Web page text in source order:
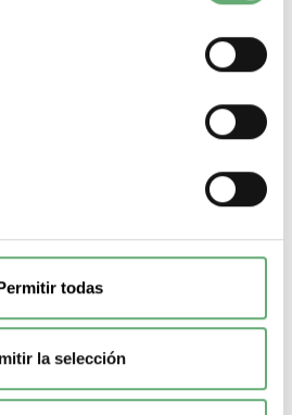
todas
la selección
DT 3P - 400...440V 40 kVAr -
o componenteContactor para
circuito de control
Comprar